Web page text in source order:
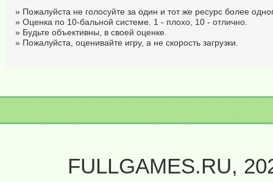
» Пожалуйста не голосуйте за один и тот же ресурс более
» Оценка по 10-бальной системе. 1 - плохо, 10 - отлично.
» Будьте объективны, в своей оценке.
» Пожалуйста, оценивайте игру, а не скорость загрузки.
FULLGAMES.RU,